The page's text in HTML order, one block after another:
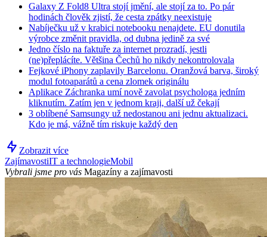
Galaxy Z Fold8 Ultra stojí jmění, ale stojí za to. Po pár
hodinách člověk zjistí, že cesta zpátky neexistuje
Nabíječku už v krabici notebooku nenajdete. EU donutila
výrobce změnit pravidla, od dubna jedině za své
Jedno číslo na faktuře za internet prozradí, jestli
(ne)přeplácíte. Většina Čechů ho nikdy nekontrolovala
Fejkové iPhony zaplavily Barcelonu. Oranžová barva, široký
modul fotoaparátů a cena zlomek originálu
Aplikace Záchranka umí nově zavolat psychologa jedním
kliknutím. Zatím jen v jednom kraji, další už čekají
3 oblíbené Samsungy už nedostanou ani jednu aktualizaci.
Kdo je má, vážně tím riskuje každý den
Zobrazit více
ZajímavostiIT a technologieMobil
Vybrali jsme pro vás Magazíny a zajímavosti